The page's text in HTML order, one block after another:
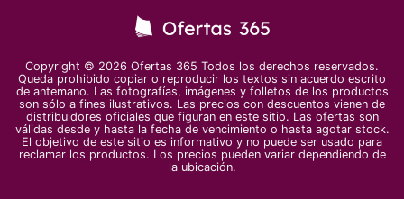
Copyright © 2026 Ofertas 365 Todos los derechos reservados.
Queda prohibido copiar o reproducir los textos sin acuerdo escrito
de antemano. Las fotografías, imágenes y folletos de los productos
son sólo a fines ilustrativos. Las precios con descuentos vienen de
distribuidores oficiales que figuran en este sitio. Las ofertas son
válidas desde y hasta la fecha de vencimiento o hasta agotar stock.
El objetivo de este sitio es informativo y no puede ser usado para
reclamar los productos. Los precios pueden variar dependiendo de
la ubicación.